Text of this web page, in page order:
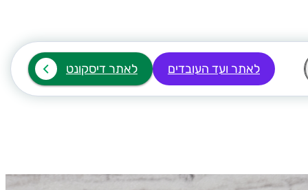
לאתר ועד העובדים לאתר דיסקונט